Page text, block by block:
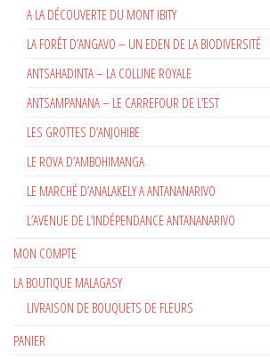
A LA DÉCOUVERTE DU MONT IBITY
LA FORÊT D’ANGAVO – UN EDEN DE LA BIODIVERSITÉ
ANTSAHADINTA – LA COLLINE ROYALE
ANTSAMPANANA – LE CARREFOUR DE L’EST
LES GROTTES D’ANJOHIBE
LE ROVA D’AMBOHIMANGA
LE MARCHÉ D’ANALAKELY A ANTANANARIVO
L’AVENUE DE L’INDÉPENDANCE ANTANANARIVO
MON COMPTE
LA BOUTIQUE MALAGASY
LIVRAISON DE BOUQUETS DE FLEURS
PANIER